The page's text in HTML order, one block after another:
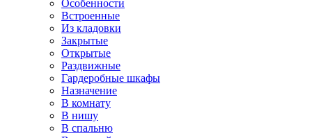
Особенности
Встроенные
Из кладовки
Закрытые
Открытые
Раздвижные
Гардеробные шкафы
Назначение
В комнату
В нишу
В спальню